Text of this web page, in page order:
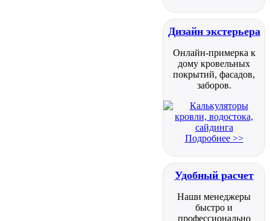
Дизайн экстерьера
Онлайн-примерка к
дому кровельных
покрытий, фасадов,
заборов.
Подробнее >>
Удобный расчет
Наши менеджеры
быстро и
профессионально